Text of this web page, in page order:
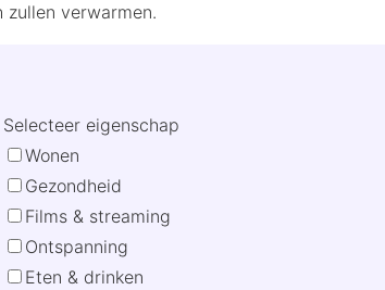
verwarmen.
Selecteer eigenschap
Wonen
Gezondheid
Films & streaming
Ontspanning
Eten & drinken